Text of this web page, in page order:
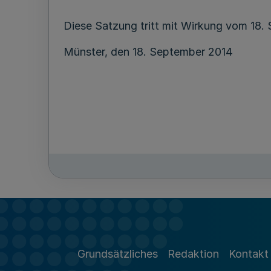
Diese Satzung tritt mit Wirkung vom 18.
Münster, den 18. September 2014
Nach § 6 Absatz 3
Grundsätzliches Redaktion Kontakt